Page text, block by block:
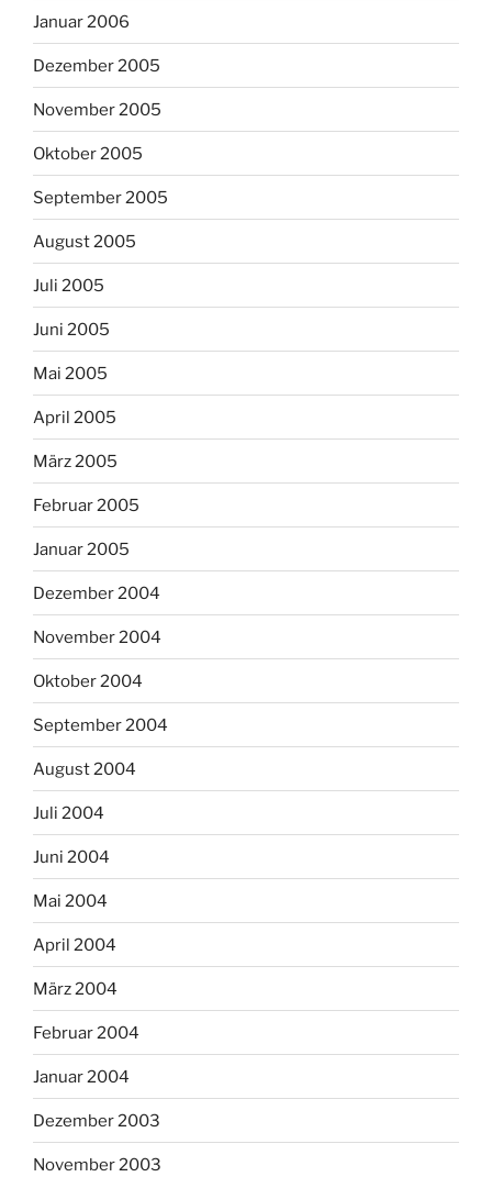
Januar 2006
Dezember 2005
November 2005
Oktober 2005
September 2005
August 2005
Juli 2005
Juni 2005
Mai 2005
April 2005
März 2005
Februar 2005
Januar 2005
Dezember 2004
November 2004
Oktober 2004
September 2004
August 2004
Juli 2004
Juni 2004
Mai 2004
April 2004
März 2004
Februar 2004
Januar 2004
Dezember 2003
November 2003